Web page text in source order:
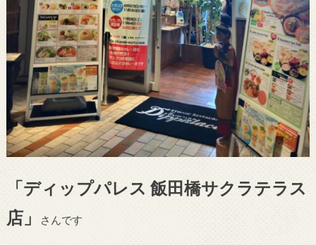
「ディップパレス 飯田橋サクラテラス
店」
さんです